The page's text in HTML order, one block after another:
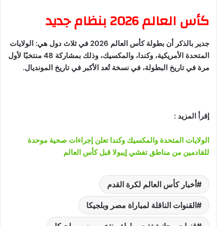
كأس العالم 2026 بنظام جديد
جدير بالذكر أن بطولة كأس العالم 2026 في ثلاث دول هي: الولايات
المتحدة الأمريكية، وكندا، والمكسيك، وذلك بمشاركة 48 منتخبًا لأول
مرة في تاريخ البطولة، في نسخة تُعد الأكبر في تاريخ المونديال.
إقرأ المزيد :
الولايات المتحدة والمكسيك وكندا تعلن إجراءات صحية موحدة
للقادمين من مناطق تفشي إيبولا قبل كأس العالم
أخبار كأس العالم لكرة القدم
القنوات الناقلة لمباراة مصر وبلجيكا